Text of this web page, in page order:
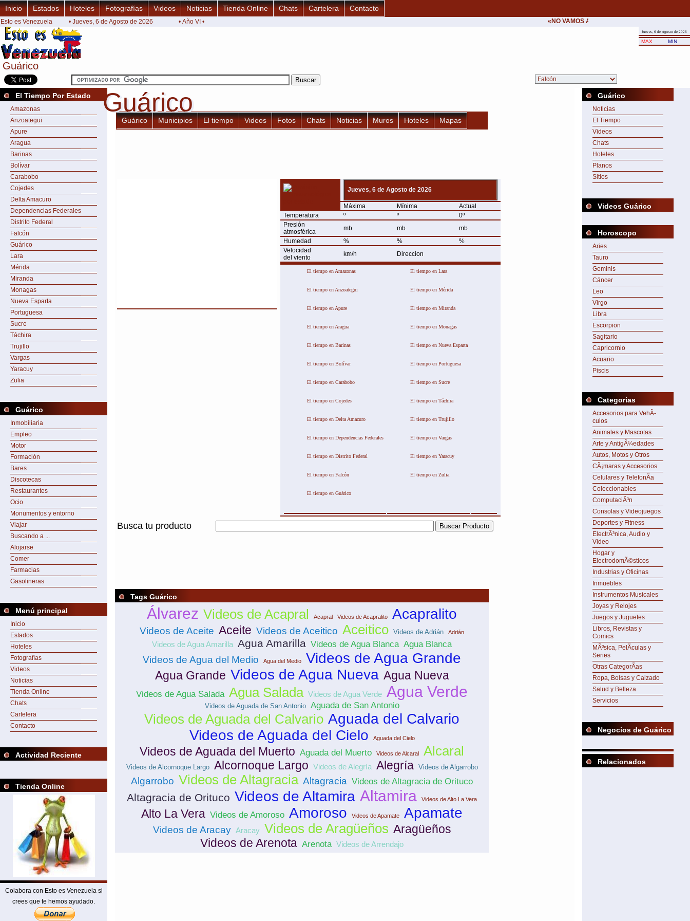
Guárico
Guárico
Inicio Estados Hoteles Fotografías Videos Noticias Tienda Online Chats Cartelera Contacto
Esto es Venezuela • Jueves, 6 de Agosto de 2026 • Año VI • «NO VAMOS A CEDER NUNCA AL CHANTAJE
Jueves, 6 de Agosto de 2026
MAX MIN
El Tiempo Por Estado
Amazonas
Anzoategui
Apure
Aragua
Barinas
Bolívar
Carabobo
Cojedes
Delta Amacuro
Dependencias Federales
Distrito Federal
Falcón
Guárico
Lara
Mérida
Miranda
Monagas
Nueva Esparta
Portuguesa
Sucre
Táchira
Trujillo
Vargas
Yaracuy
Zulia
Guárico
Inmobiliaria
Empleo
Motor
Formación
Bares
Discotecas
Restaurantes
Ocio
Monumentos y entorno
Viajar
Buscando a ...
Alojarse
Comer
Farmacias
Gasolineras
Menú principal
Inicio
Estados
Hoteles
Fotografías
Videos
Noticias
Tienda Online
Chats
Cartelera
Contacto
Actividad Reciente
Tienda Online
Colabora con Esto es Venezuela si
crees que te hemos ayudado.
Guárico
Guárico
Guárico Municipios El tiempo Videos Fotos Chats Noticias Muros Hoteles Mapas
Jueves, 6 de Agosto de 2026
Máxima Mínima
Actual
Temperatura
º º
0º
Presión
atmosférica
mb mb
mb
Humedad
% %
%
Velocidad
del viento
km/h Direccion
El tiempo en Amazonas
El tiempo en Anzoategui
El tiempo en Apure
El tiempo en Aragua
El tiempo en Barinas
El tiempo en Bolívar
El tiempo en Carabobo
El tiempo en Cojedes
El tiempo en Delta Amacuro
El tiempo en Dependencias Federales
El tiempo en Distrito Federal
El tiempo en Falcón
El tiempo en Guárico
El tiempo en Lara
El tiempo en Mérida
El tiempo en Miranda
El tiempo en Monagas
El tiempo en Nueva Esparta
El tiempo en Portuguesa
El tiempo en Sucre
El tiempo en Táchira
El tiempo en Trujillo
El tiempo en Vargas
El tiempo en Yaracuy
El tiempo en Zulia
Busca tu producto
Tags Guárico
Álvarez Videos de Acapral Acapral Videos de Acapralito Acapralito
Videos de Aceite Aceite Videos de Aceitico Aceitico Videos de Adrián Adrián
Videos de Agua Amarilla Agua Amarilla Videos de Agua Blanca Agua Blanca
Videos de Agua del Medio Agua del Medio Videos de Agua Grande
Agua Grande Videos de Agua Nueva Agua Nueva
Videos de Agua Salada Agua Salada Videos de Agua Verde Agua Verde
Videos de Aguada de San Antonio Aguada de San Antonio
Videos de Aguada del Calvario Aguada del Calvario
Videos de Aguada del Cielo
Aguada del Cielo
Videos de Aguada del Muerto Aguada del Muerto Videos de Alcaral Alcaral
Videos de Alcornoque Largo Alcornoque Largo Videos de Alegría Alegría Videos de Algarrobo
Algarrobo Videos de Altagracia Altagracia Videos de Altagracia de Orituco
Altagracia de Orituco Videos de Altamira Altamira Videos de Alto La Vera
Alto La Vera Videos de Amoroso Amoroso Videos de Apamate Apamate
Videos de Aracay Aracay Videos de Aragüeños Aragüeños
Videos de Arenota Arenota Videos de Arrendajo
Guárico
Noticias
El Tiempo
Videos
Chats
Hoteles
Planos
Sitios
Videos Guárico
Horoscopo
Aries
Tauro
Geminis
Cáncer
Leo
Virgo
Libra
Escorpion
Sagitario
Capricornio
Acuario
Piscis
Categorias
Accesorios para VehÃ­
culos
Animales y Mascotas
Arte y AntigÃ¼edades
Autos, Motos y Otros
CÃ¡maras y Accesorios
Celulares y TelefonÃ­a
Coleccionables
ComputaciÃ³n
Consolas y Videojuegos
Deportes y Fitness
ElectrÃ³nica, Audio y
Video
Hogar y
ElectrodomÃ©sticos
Industrias y Oficinas
Inmuebles
Instrumentos Musicales
Joyas y Relojes
Juegos y Juguetes
Libros, Revistas y
Comics
MÃºsica, PelÃ­culas y
Series
Otras CategorÃ­as
Ropa, Bolsas y Calzado
Salud y Belleza
Servicios
Negocios de Guárico
Relacionados